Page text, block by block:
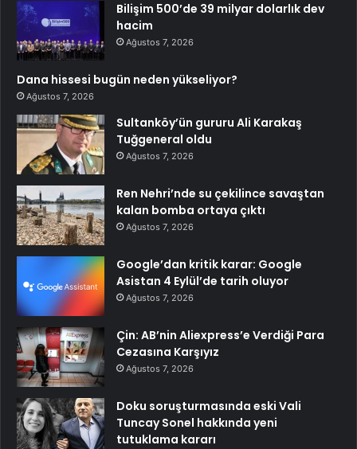
Bilişim 500’de 39 milyar dolarlık dev
hacim
Ağustos 7, 2026
Dana hissesi bugün neden yükseliyor?
Ağustos 7, 2026
Sultanköy’ün gururu Ali Karakaş
Tuğgeneral oldu
Ağustos 7, 2026
Ren Nehri’nde su çekilince savaştan
kalan bomba ortaya çıktı
Ağustos 7, 2026
Google’dan kritik karar: Google
Asistan 4 Eylül’de tarih oluyor
Ağustos 7, 2026
Çin: AB’nin Aliexpress’e Verdiği Para
Cezasına Karşıyız
Ağustos 7, 2026
Doku soruşturmasında eski Vali
Tuncay Sonel hakkında yeni
tutuklama kararı